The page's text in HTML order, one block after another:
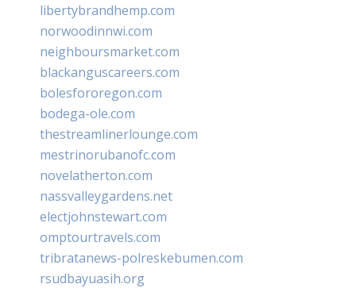
libertybrandhemp.com
norwoodinnwi.com
neighboursmarket.com
blackanguscareers.com
bolesfororegon.com
bodega-ole.com
thestreamlinerlounge.com
mestrinorubanofc.com
novelatherton.com
nassvalleygardens.net
electjohnstewart.com
omptourtravels.com
tribratanews-polreskebumen.com
rsudbayuasih.org